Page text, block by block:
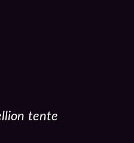
tente